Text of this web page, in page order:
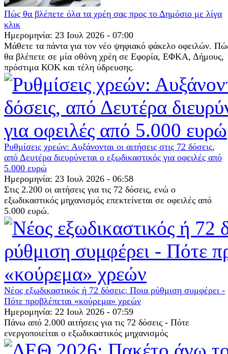
Πώς θα βλέπετε όλα τα χρέη σας προς το Δημόσιο με λίγα
κλικ
Ημερομηνία: 23 Ιουλ 2026 - 07:00
Μάθετε τα πάντα για τον νέο ψηφιακό φάκελο οφειλών.
θα βλέπετε σε μία οθόνη χρέη σε Εφορία, ΕΦΚΑ, Δήμους,
πρόστιμα ΚΟΚ και τέλη ύδρευσης.
Ρυθμίσεις χρεών: Αυξάνονται οι αιτήσεις στις 72 δόσεις,
από Δευτέρα διευρύνεται ο εξωδικαστικός για οφειλές από
5.000 ευρώ
Ημερομηνία: 23 Ιουλ 2026 - 06:58
Στις 2.200 οι αιτήσεις για τις 72 δόσεις, ενώ ο
εξωδικαστικός μηχανισμός επεκτείνεται σε οφειλές από
5.000 ευρώ.
Νέος εξωδικαστικός ή 72 δόσεις: Ποια ρύθμιση συμφέρει -
Πότε προβλέπεται «κούρεμα» χρεών
Ημερομηνία: 22 Ιουλ 2026 - 07:59
Πάνω από 2.000 αιτήσεις για τις 72 δόσεις - Πότε
ενεργοποιείται ο εξωδικαστικός μηχανισμός